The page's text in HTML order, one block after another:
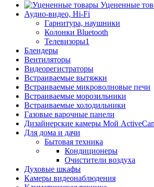
Уцененные
Аудио-видео, Hi-Fi
Гарнитура, наушники
Колонки Bluetooth
Телевизоры1
Блендеры
Вентиляторы
Видеорегистраторы
Встраиваемые вытяжки
Встраиваемые микроволновые печи
Встраиваемые морозильники
Встраиваемые холодильники
Газовые варочные панели
Дизайнерские камеры Мой
Для дома и дачи
Бытовая техника
Кондиционеры
Очистители воздуха
Духовые шкафы
Камеры видеонаблюдения